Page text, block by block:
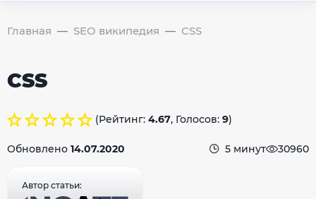
Главная SEO википедия CSS
CSS
(Рейтинг: 4.67, Голосов: 9)
Обновлено 14.07.2020 5 минут 30960
Автор статьи: